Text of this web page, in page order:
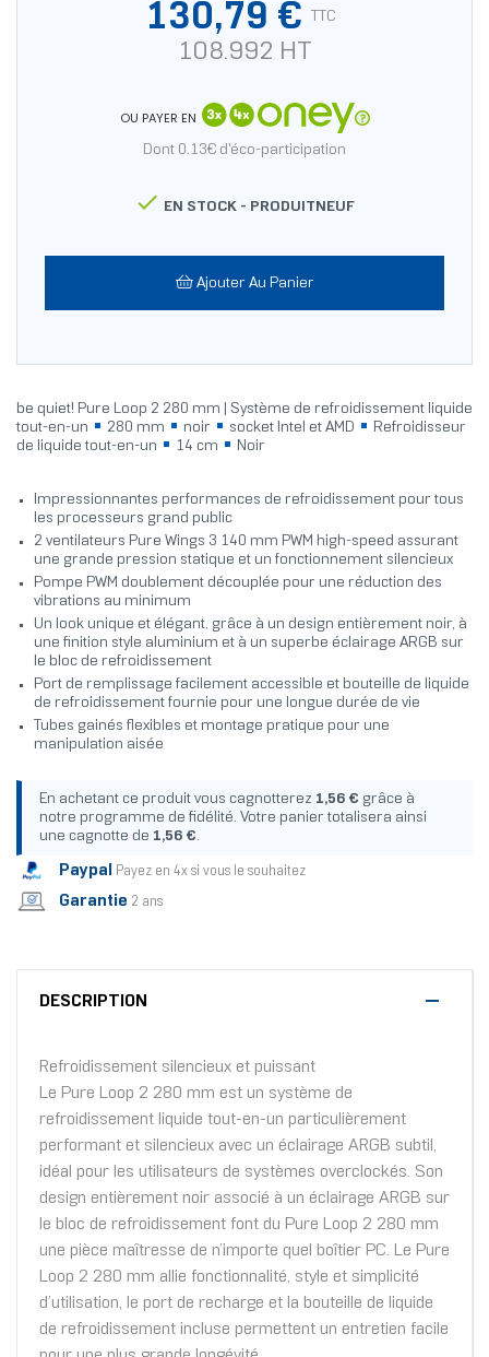
130,79 € TTC
108.992 HT
OU PAYER EN
Dont 0.13€ d'éco-participation
 EN STOCK - PRODUITNEUF
Ajouter Au Panier
be quiet! Pure Loop 2 280 mm | Système de refroidissement liquide
tout-en-un
280 mm noir socket Intel et AMD
Refroidisseur
de liquide tout-en-un
14 cm Noir
Impressionnantes performances de refroidissement pour tous
les processeurs grand public
2 ventilateurs Pure Wings 3 140 mm PWM high-speed assurant
une grande pression statique et un fonctionnement silencieux
Pompe PWM doublement découplée pour une réduction des
vibrations au minimum
Un look unique et élégant, grâce à un design entièrement noir, à
une finition style aluminium et à un superbe éclairage ARGB sur
le bloc de refroidissement
Port de remplissage facilement accessible et bouteille de liquide
de refroidissement fournie pour une longue durée de vie
Tubes gainés flexibles et montage pratique pour une
manipulation aisée
En achetant ce produit vous cagnotterez 1,56 € grâce à
notre programme de fidélité. Votre panier totalisera ainsi
une cagnotte de 1,56 €.
Paypal Payez en 4x si vous le souhaitez
Garantie 2 ans
DESCRIPTION
Refroidissement silencieux et puissant
Le Pure Loop 2 280 mm est un système de
refroidissement liquide tout-en-un particulièrement
performant et silencieux avec un éclairage ARGB subtil,
idéal pour les utilisateurs de systèmes overclockés. Son
design entièrement noir associé à un éclairage ARGB sur
le bloc de refroidissement font du Pure Loop 2 280 mm
une pièce maîtresse de n’importe quel boîtier PC. Le Pure
Loop 2 280 mm allie fonctionnalité, style et simplicité
d’utilisation, le port de recharge et la bouteille de liquide
de refroidissement incluse permettent un entretien facile